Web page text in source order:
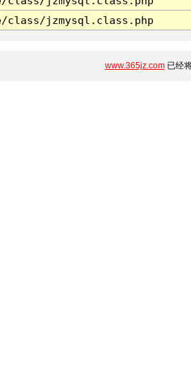
class/jzmysql.class.php
www.365jz.com已经